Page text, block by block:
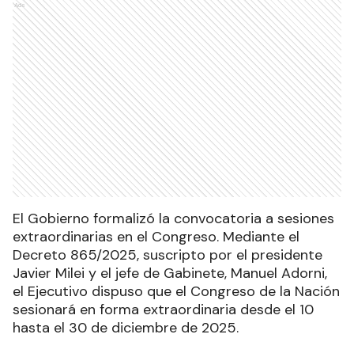
Ads
El Gobierno formalizó la convocatoria a sesiones
extraordinarias en el Congreso. Mediante el
Decreto 865/2025, suscripto por el presidente
Javier Milei y el jefe de Gabinete, Manuel Adorni,
el Ejecutivo dispuso que el Congreso de la Nación
sesionará en forma extraordinaria desde el 10
hasta el 30 de diciembre de 2025.